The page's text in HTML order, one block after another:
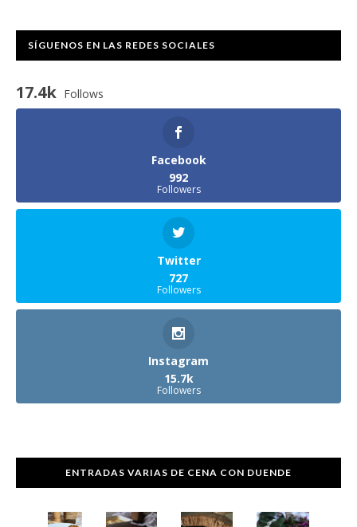
SÍGUENOS EN LAS REDES SOCIALES
17.4k Follows
Facebook
992
Followers
Twitter
727
Followers
Instagram
15.7k
Followers
ENTRADAS VARIAS DE CENA CON DUENDE